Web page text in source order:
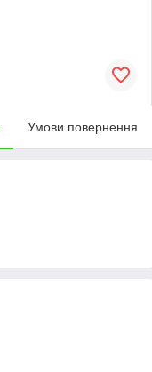
Умови повернення